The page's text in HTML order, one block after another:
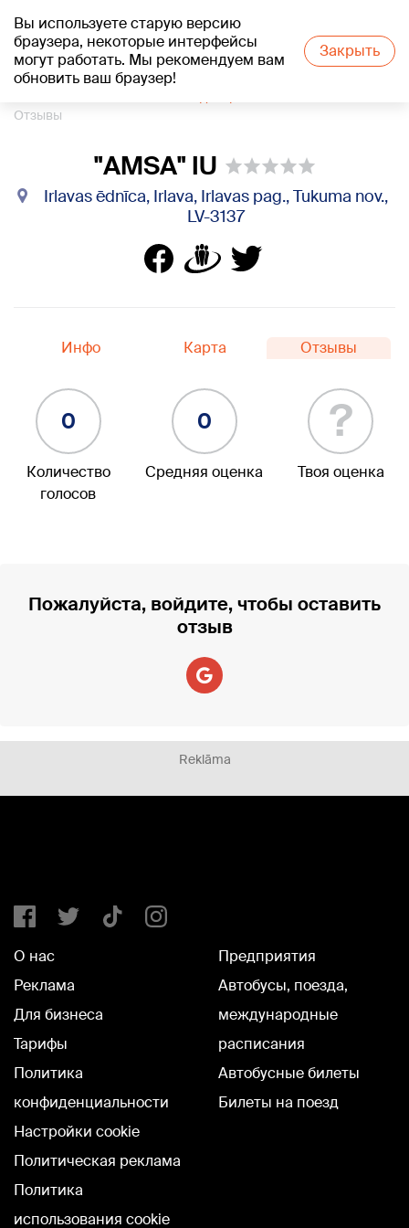
Вы используете старую версию
браузера, некоторые интерфейсы
могут работать. Мы рекомендуем вам
обновить ваш браузер!
Закрыть
+15°C
Отзывы
"AMSA" IU
Irlavas ēdnīca, Irlava, Irlavas pag., Tukuma nov.,
LV-3137
Инфо Карта Отзывы
0
Количество
голосов
0
Средняя оценка
?
Твоя оценка
Пожалуйста, войдите, чтобы оставить
отзыв
Reklāma
О нас
Реклама
Для бизнеса
Тарифы
Политика
конфиденциальности
Настройки cookie
Политическая реклама
Политика
использования cookie
Предприятия
Автобусы, поезда,
международные
расписания
Автобусные билеты
Билеты на поезд